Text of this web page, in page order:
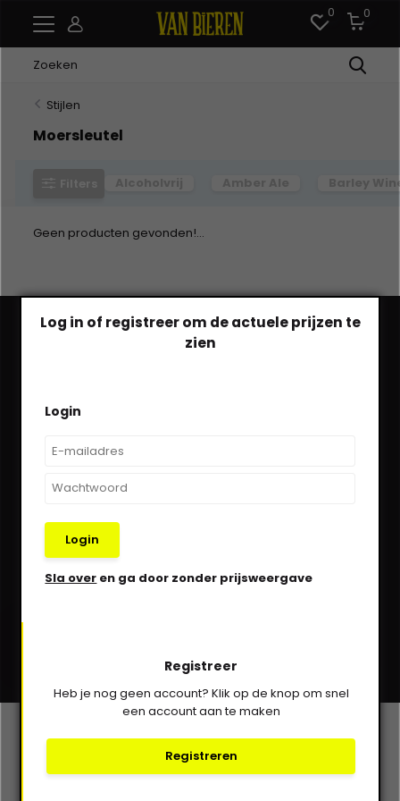
0 0
Log in of registreer om de actuele prijzen te
zien
Login
Login
Sla over en ga door zonder prijsweergave
Registreer
Heb je nog geen account? Klik op de knop om snel
een account aan te maken
Registreren
Stijlen
Moersleutel
Barley
Geen producten gevonden!...
We helpen je graag via Whatsapp!
Kom in contact!
030-6332929
verkoop@vanbieren.nl
* Lees hier de wettelijke beperkingen
Klantenservice